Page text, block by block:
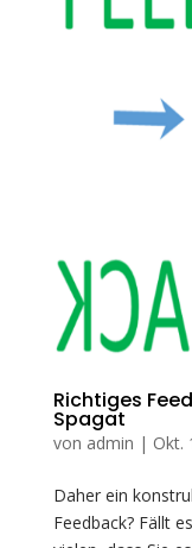
Richtiges
Spagat
von admin | Okt.
Daher ein
Feedback? Fällt